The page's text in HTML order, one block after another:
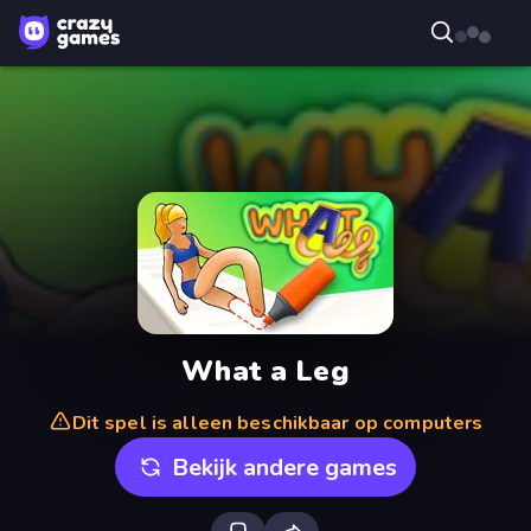
What a Leg
Dit spel is alleen beschikbaar op computers
Bekijk andere games